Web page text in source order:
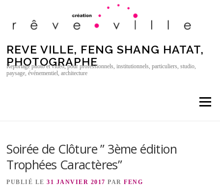
REVE VILLE, FENG SHANG HATAT,
PHOTOGRAPHE
Reportage photo et vidéo, pour professionnels, institutionnels, particuliers, studio,
paysage, événementiel, architecture
Menu
Soirée de Clôture ” 3ème édition
Trophées Caractères”
PUBLIÉ LE31 JANVIER 2017 PARFENG